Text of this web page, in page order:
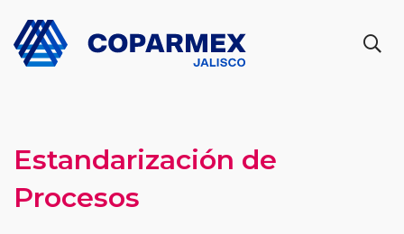
Estandarización de
Procesos